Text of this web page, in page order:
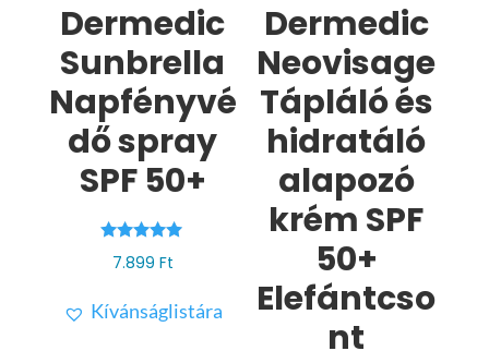
Dermedic
Sunbrella
Napfényvé
dő spray
SPF 50+
5.00
7.899 Ft
Kívánságlistára
Dermedic
Neovisage
Tápláló és
hidratáló
alapozó
krém SPF
50+
Elefántcso
nt